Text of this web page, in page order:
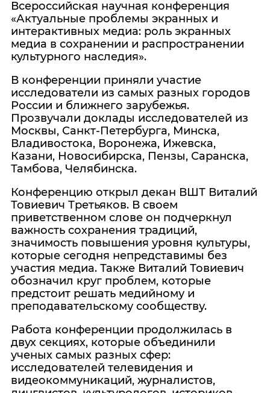
Всероссийская научная конференция
«Актуальные проблемы экранных и
интерактивных медиа: роль экранных
медиа в сохранении и распространении
культурного наследия».
В конференции приняли участие
исследователи из самых разных городов
России и ближнего зарубежья.
Прозвучали доклады исследователей из
Москвы, Санкт-Петербурга, Минска,
Владивостока, Воронежа, Ижевска,
Казани, Новосибирска, Пензы, Саранска,
Тамбова, Челябинска.
Конференцию открыл декан ВШТ Виталий
Товиевич Третьяков. В своем
приветственном слове он подчеркнул
важность сохранения традиций,
значимость повышения уровня культуры,
которые сегодня непредставимы без
участия медиа. Также Виталий Товиевич
обозначил круг проблем, которые
предстоит решать медийному и
преподавательскому сообществу.
Работа конференции продолжилась в
двух секциях, которые объединили
ученых самых разных сфер:
исследователей телевидения и
видеокоммуникаций, журналистов,